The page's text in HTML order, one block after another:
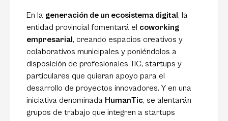
En la generación de un ecosistema digital, la
entidad provincial fomentará el coworking
empresarial, creando espacios creativos y
colaborativos municipales y poniéndolos a
disposición de profesionales TIC, startups y
particulares que quieran apoyo para el
desarrollo de proyectos innovadores. Y en una
iniciativa denominada HumanTic, se alentarán
grupos de trabajo que integren a startups